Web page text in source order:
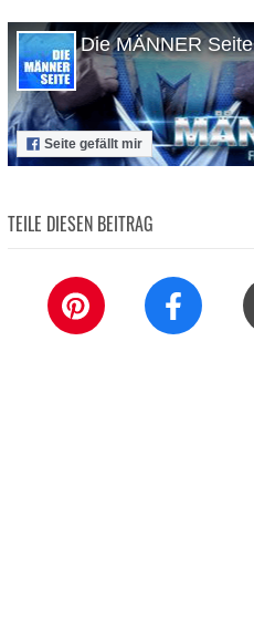
Die MÄNNER Seite
Seite gefällt mir
TEILE DIESEN BEITRAG